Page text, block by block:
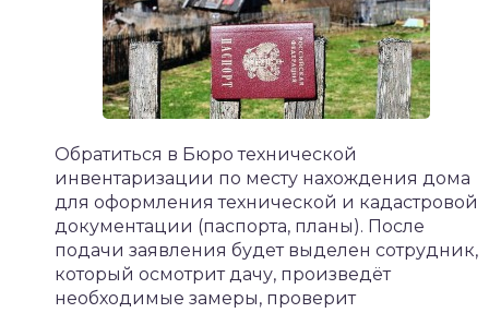
Обратиться в Бюро технической
инвентаризации по месту нахождения дома
для оформления технической и кадастровой
документации (паспорта, планы). После
подачи заявления будет выделен сотрудник,
который осмотрит дачу, произведёт
необходимые замеры, проверит